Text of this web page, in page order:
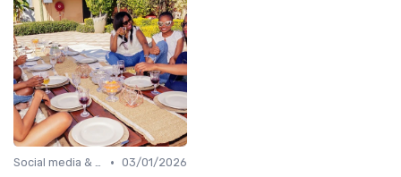
Social media & e-réputation • 03/01/2026